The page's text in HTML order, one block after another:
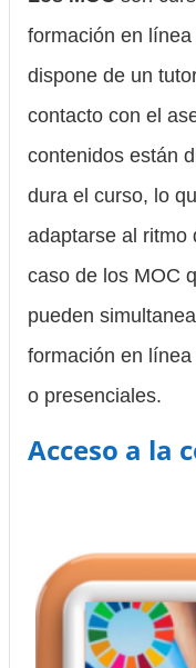
formación en
dispone de un
contacto con el
contenidos están
dura el curso, lo
adaptarse al ritmo
caso de los MOC
pueden
formación en
o presenciales.
Acceso a la